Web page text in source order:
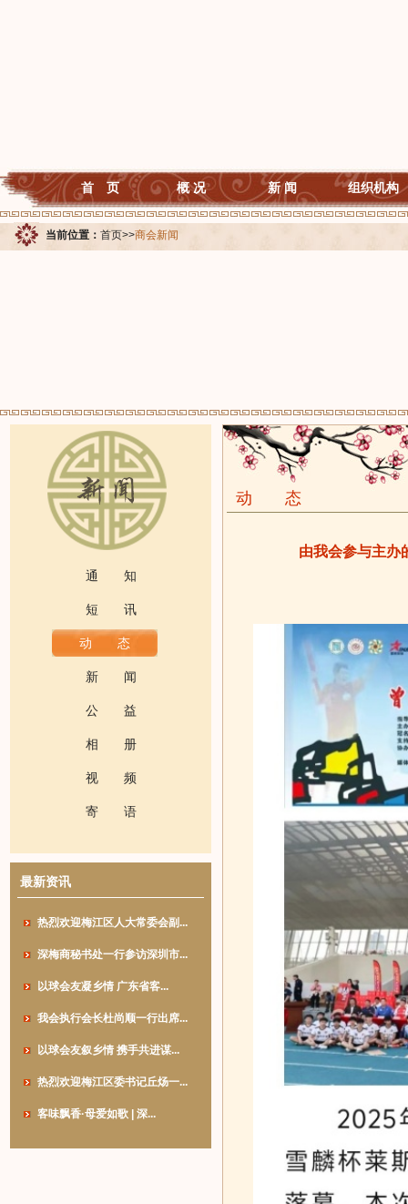
首 页 概 况 新 闻 组织机构
当前位置： 首页>>商会新闻
通 知
短 讯
动 态
新 闻
公 益
相 册
视 频
寄 语
最新资讯
热烈欢迎梅江区人大常委会副...
深梅商秘书处一行参访深圳市...
以球会友凝乡情 广东省客...
我会执行会长杜尚顺一行出席...
以球会友叙乡情 携手共进谋...
热烈欢迎梅江区委书记丘炀一...
客味飘香·母爱如歌 | 深...
动 态
由我会参与主办